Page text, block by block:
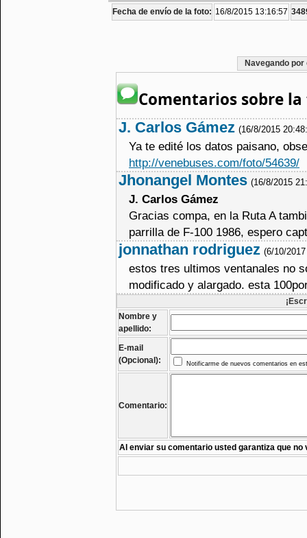
Fecha de envío de la foto: 16/8/2015 13:16:57
Navegando
Comentarios sobre
J. Carlos Gámez (16/8/2015
Ya te edité los datos paisano,
http://venebuses.com/foto/54639/
Jhonangel Montes (16/8/2015
J. Carlos Gámez
Gracias compa, en la Ruta A
parrilla de F-100 1986, espero
jonnathan rodriguez (6/10/
estos tres ultimos ventanales no
modificado y alargado. esta
Nombre y
apellido:
E-mail
(Opcional):
Notificarme de nuevos comentarios en
Comentario:
Al enviar su comentario usted garantiza que no